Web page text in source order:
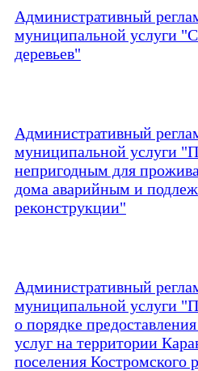
Административный
муниципальной услуги
деревьев"
Административный
муниципальной услуги
непригодным для
дома аварийным и
реконструкции"
Административный
муниципальной услуги
о порядке
услуг на территории
поселения Костромского